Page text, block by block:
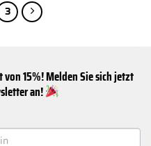
3
15%! Melden Sie sich jetzt
an!